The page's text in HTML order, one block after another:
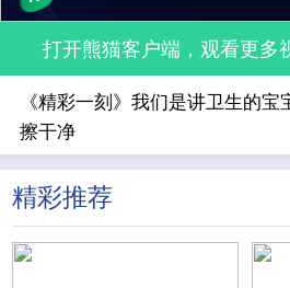
打开熊猫客户端，观看更多
《精彩一刻》我们是讲卫生的
擦干净
精彩推荐